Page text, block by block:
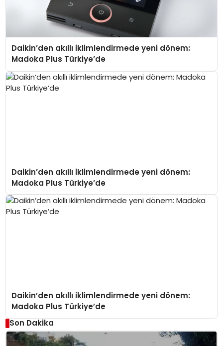
Daikin’den akıllı iklimlendirmede yeni dönem:
Madoka Plus Türkiye’de
Daikin’den akıllı iklimlendirmede yeni dönem:
Madoka Plus Türkiye’de
Daikin’den akıllı iklimlendirmede yeni dönem:
Madoka Plus Türkiye’de
Son Dakika